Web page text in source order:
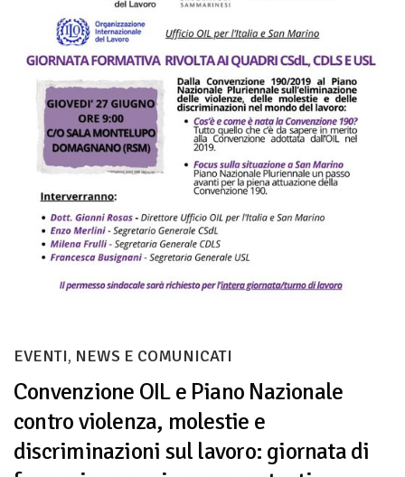
EVENTI, NEWS E COMUNICATI
Convenzione OIL e Piano Nazionale
contro violenza, molestie e
discriminazioni sul lavoro: giornata di